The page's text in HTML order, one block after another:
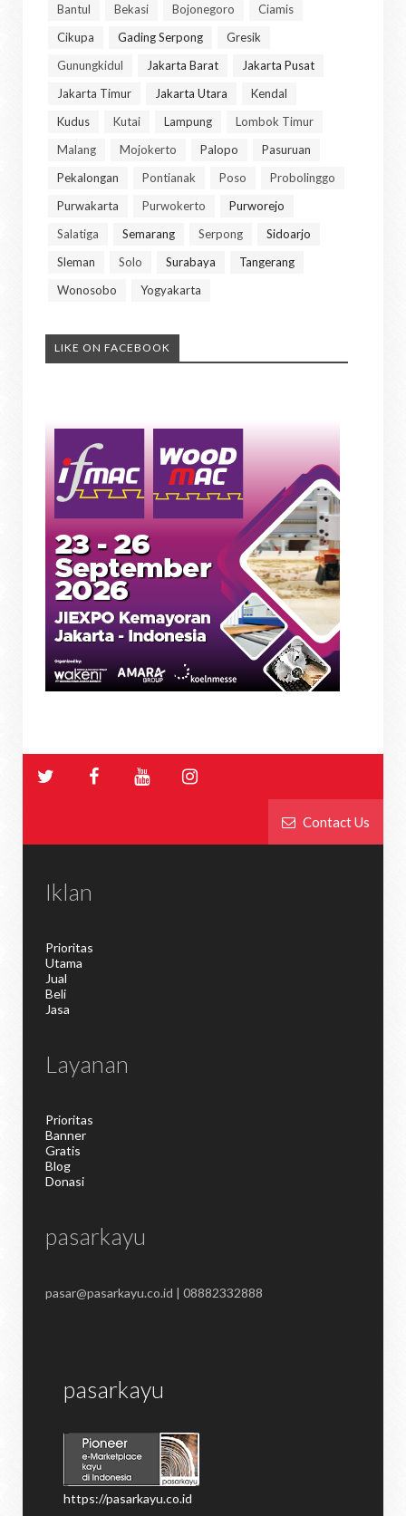
Bantul Bekasi Bojonegoro
Ciamis
Cikupa
Gading Serpong
Gresik
Gunungkidul
Jakarta Barat
Jakarta Pusat
Jakarta Timur
Jakarta Utara
Kendal
Kudus
Kutai Lampung
Lombok Timur
Malang
Mojokerto Palopo
Pasuruan
Pekalongan
Pontianak Poso
Probolinggo
Purwakarta
Purwokerto
Purworejo
Salatiga
Semarang Serpong
Sidoarjo
Sleman
Solo Surabaya
Tangerang
Wonosobo
Yogyakarta
LIKE ON FACEBOOK
Contact Us
Iklan
Prioritas
Utama
Jual
Beli
Jasa
Layanan
Prioritas
Banner
Gratis
Blog
Donasi
pasarkayu
pasar@pasarkayu.co.id | 08882332888
pasarkayu
https://pasarkayu.co.id